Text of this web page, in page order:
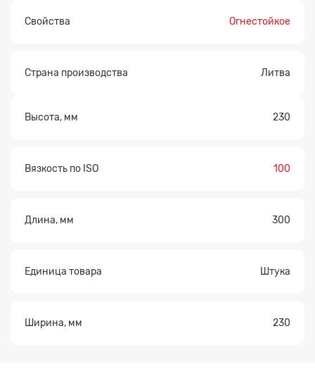
Свойства Огнестойкое
Страна производства Литва
Высота, мм 230
Вязкость по ISO 100
Длина, мм 300
Единица товара Штука
Ширина, мм 230